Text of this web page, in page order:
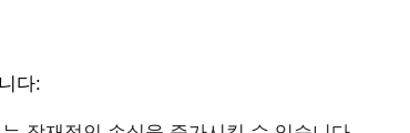
다: